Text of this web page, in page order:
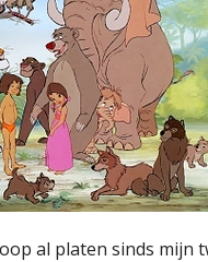
al platen sinds